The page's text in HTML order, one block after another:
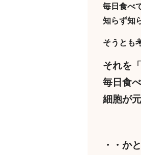
毎日食べ
知らず知
そうとも
それを
毎日食
細胞が
・・か